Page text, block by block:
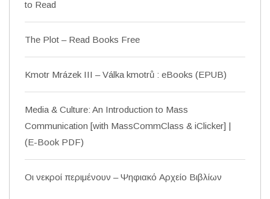
to Read
The Plot – Read Books Free
Kmotr Mrázek III – Válka kmotrů : eBooks (EPUB)
Media & Culture: An Introduction to Mass
Communication [with MassCommClass & iClicker] |
(E-Book PDF)
Οι νεκροί περιμένουν – Ψηφιακό Αρχείο Βιβλίων